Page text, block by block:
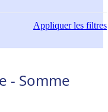
Appliquerles filtres
- Somme